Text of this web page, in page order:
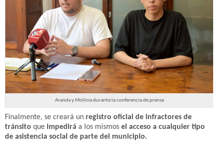
Aranda y Mollina durante la conferencia de prensa
Finalmente, se creará un registro oficial de infractores de
tránsito que impedirá a los mismos el acceso a cualquier tipo
de asistencia social de parte del municipio.